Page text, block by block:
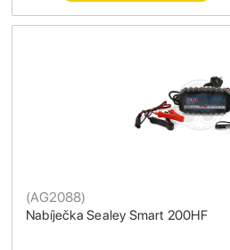
Nabíječka Sealey Smart 200HF
(AG2088)